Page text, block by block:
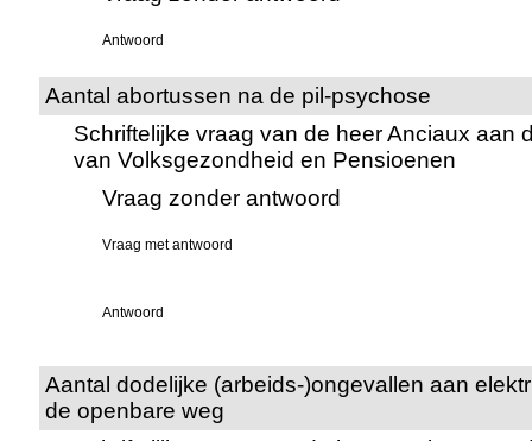
Antwoord
Aantal abortussen na de pil-psychose
Schriftelijke vraag van de heer Anciaux aan
van Volksgezondheid en Pensioenen
Vraag zonder antwoord
Vraag met antwoord
Antwoord
Aantal dodelijke (arbeids-)ongevallen aan
de openbare weg